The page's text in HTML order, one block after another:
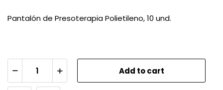
Pantalón de Presoterapia Polietileno, 10 und.
Add to cart